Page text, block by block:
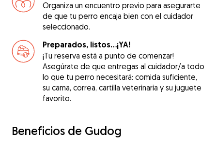
Organiza un encuentro previo para asegurarte
de que tu perro encaja bien con el cuidador
seleccionado.
Preparados, listos...¡YA!
¡Tu reserva está a punto de comenzar!
Asegúrate de que entregas al cuidador/a todo
lo que tu perro necesitará: comida suficiente,
su cama, correa, cartilla veterinaria y su juguete
favorito.
Beneficios de Gudog